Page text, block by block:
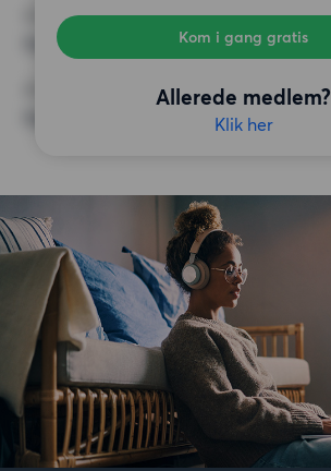
Kom i gang gratis
Allerede medlem?
Klik her
Ingen særlige krav
ØVRIGE PRÆFERENCER
Ingen særlige præferencer